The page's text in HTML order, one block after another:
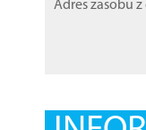
Adres zasobu